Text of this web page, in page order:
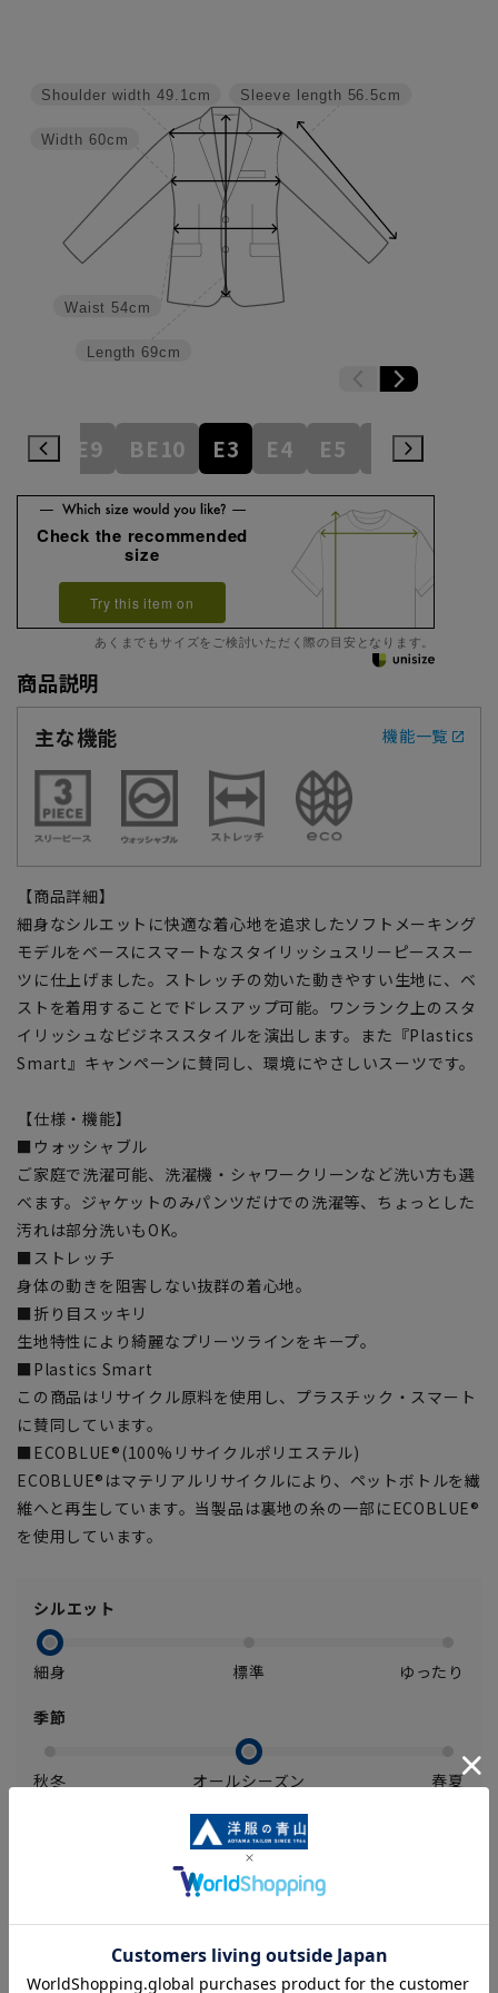
Sleeve length 56.5cm
Length 69cm
Waist 54cm
Width 60cm
Shoulder width 49.1cm
BE9 BE10 E3 E4 E5 E6
Check the recommended
size
Try this item on
あくまでもサイズをご検討いただく際の目安となります。
商品説明
主な機能
機能一覧
【商品詳細】
細身なシルエットに快適な着心地を追求したソフトメーキング
モデルをベースにスマートなスタイリッシュスリーピーススー
ツに仕上げました。ストレッチの効いた動きやすい生地に、ベ
ストを着用することでドレスアップ可能。ワンランク上のスタ
イリッシュなビジネススタイルを演出します。また『Plastics
Smart』キャンペーンに賛同し、環境にやさしいスーツです。
【仕様・機能】
■ウォッシャブル
ご家庭で洗濯可能、洗濯機・シャワークリーンなど洗い方も選
べます。ジャケットのみパンツだけでの洗濯等、ちょっとした
汚れは部分洗いもOK。
■ストレッチ
身体の動きを阻害しない抜群の着心地。
■折り目スッキリ
生地特性により綺麗なプリーツラインをキープ。
■Plastics Smart
この商品はリサイクル原料を使用し、プラスチック・スマート
に賛同しています。
■ECOBLUE®(100%リサイクルポリエステル)
ECOBLUE®はマテリアルリサイクルにより、ペットボトルを繊
維へと再生しています。当製品は裏地の糸の一部にECOBLUE®
を使用しています。
シルエット
細身 標準 ゆったり
季節
秋冬 オールシーズン 春夏
【商品に関するご注意】